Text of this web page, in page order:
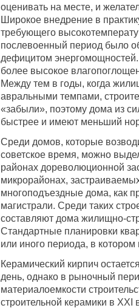
оценивать на месте, и
Широкое внедрение в
требующего
послевоенный период было
дефицитом
более высокое
Между тем в годы, когда
авральными темпами,
«забыли», поэтому дома из
быстрее и имеют меньший
Среди домов, которые
советское время, можно
районах дореволюционной
микрорайонах,
многоподъездные дома, как
магистрали. Среди таких
составляют дома жилищно-
Стандартные планировки
или иного периода, в котором
Керамический кирпич
день, однако в рыночный
материалоемкости
строительной керамики в XXI